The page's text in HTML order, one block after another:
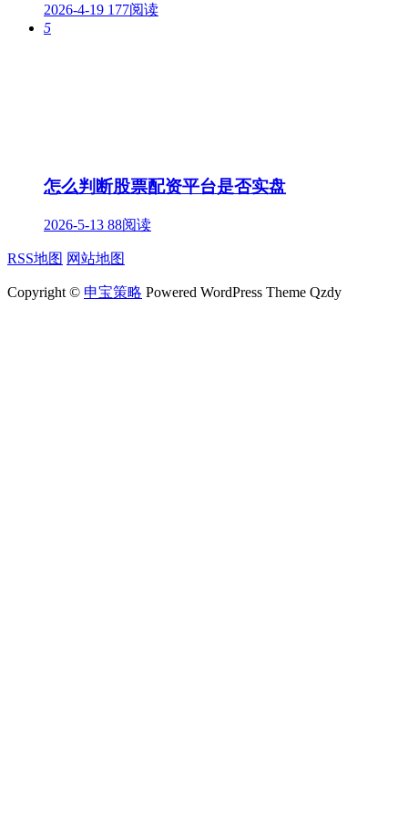
2026-4-19 177阅读
5
怎么判断股票配资平台是否实盘
2026-5-13 88阅读
RSS地图 网站地图
Copyright © 申宝策略 Powered WordPress Theme Qzdy